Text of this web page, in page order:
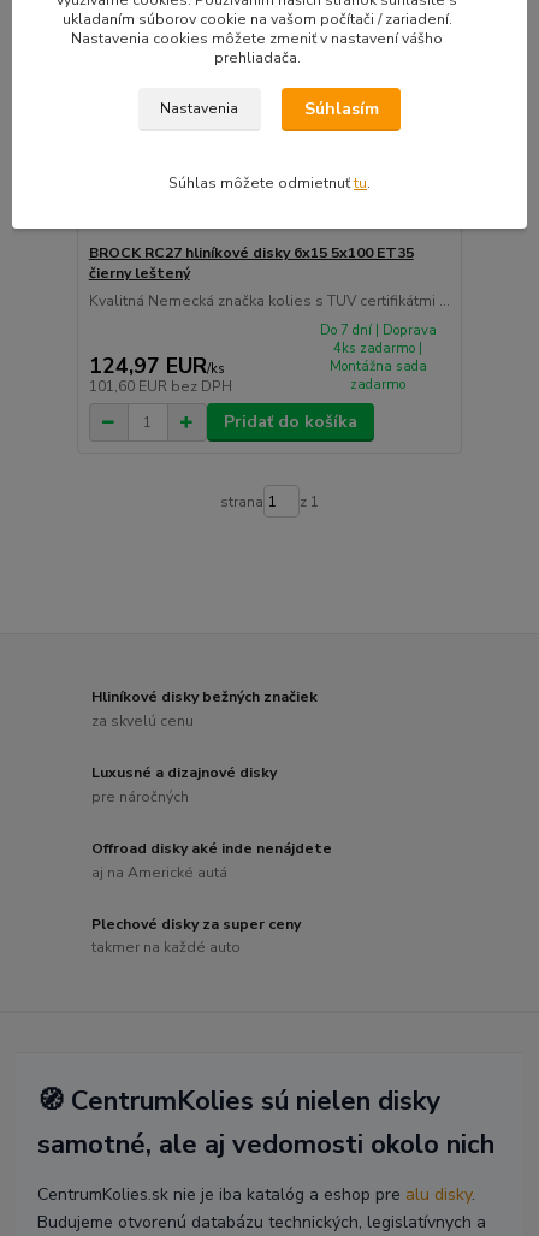
BROCK RC27 hliníkové disky 6x15 5x100 ET35
čierny leštený
Kvalitná Nemecká značka kolies s TUV certifikátmi ...
124,97 EUR/ks
101,60 EUR bez DPH
Do 7 dní | Doprava
4ks zadarmo |
Montážna sada
zadarmo
Pridať do košíka
strana z 1
Hliníkové disky bežných značiek
za skvelú cenu
Luxusné a dizajnové disky
pre náročných
Offroad disky aké inde nenájdete
aj na Americké autá
Plechové disky za super ceny
takmer na každé auto
🧭 CentrumKolies sú nielen disky
samotné, ale aj vedomosti okolo nich
CentrumKolies.sk nie je iba katalóg a eshop pre alu disky.
Budujeme otvorenú databázu technických, legislatívnych a
ukladaním súborov cookie na vašom počítači / zariadení.
Nastavenia cookies môžete zmeniť v nastavení vášho
prehliadača.
Nastavenia Súhlasím
Súhlas môžete odmietnuťtu.